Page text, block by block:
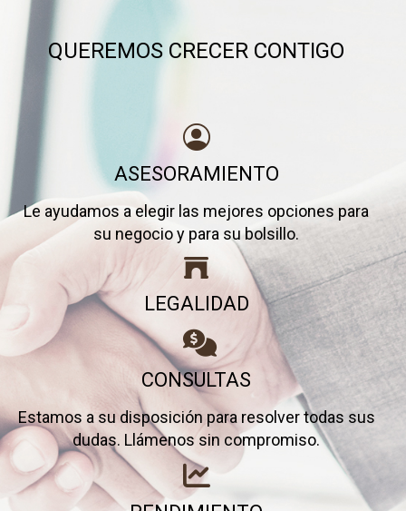
QUEREMOS CRECER CONTIGO
ASESORAMIENTO
Le ayudamos a elegir las mejores opciones para
su negocio y para su bolsillo.
LEGALIDAD
CONSULTAS
Estamos a su disposición para resolver todas sus
dudas. Llámenos sin compromiso.